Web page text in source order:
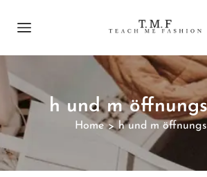
h und m
Home > h und m